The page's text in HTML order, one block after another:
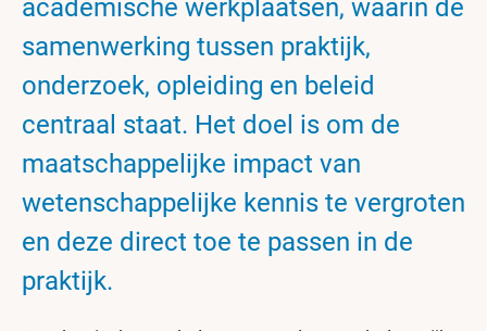
academische werkplaatsen, waarin de
samenwerking tussen praktijk,
onderzoek, opleiding en beleid
centraal staat. Het doel is om de
maatschappelijke impact van
wetenschappelijke kennis te vergroten
en deze direct toe te passen in de
praktijk.